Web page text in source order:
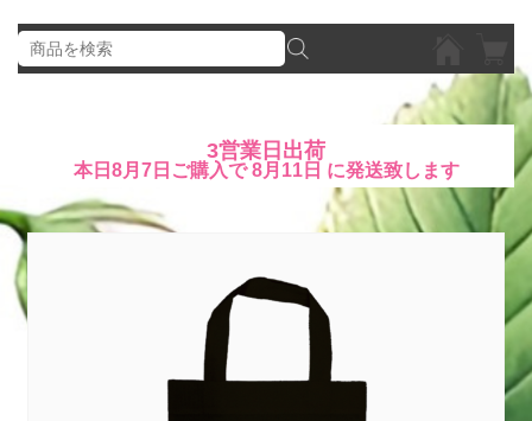
3営業日出荷
本日 8月7日 ご購入で8月11日 に発送致します